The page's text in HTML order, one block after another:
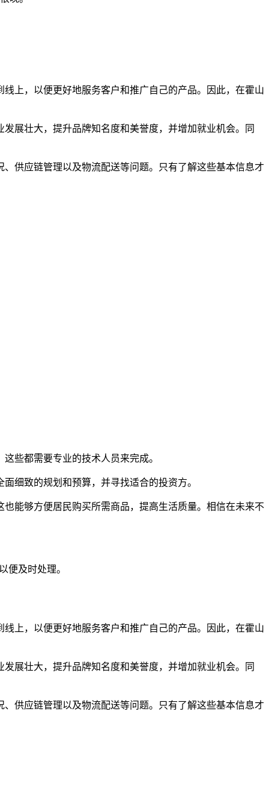
上，以便更好地服务客户和推广自己的产品。因此，在霍山
展壮大，提升品牌知名度和美誉度，并增加就业机会。同
供应链管理以及物流配送等问题。只有了解这些基本信息才
些都需要专业的技术人员来完成。
细致的规划和预算，并寻找适合的投资方。
能够方便居民购买所需商品，提高生活质量。相信在未来不
便及时处理。
上，以便更好地服务客户和推广自己的产品。因此，在霍山
展壮大，提升品牌知名度和美誉度，并增加就业机会。同
供应链管理以及物流配送等问题。只有了解这些基本信息才